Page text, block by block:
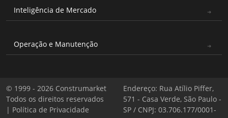
Inteligência de Mercado
Operação e Manutenção
© 1999 - 2026 Construmarket
Todos os direitos reservados
| Política de Privacidade
Endereço: Rua Atílio Piffer,
571 - Casa Verde, São Paulo -
SP / CNPJ: 03.706.177/0001-